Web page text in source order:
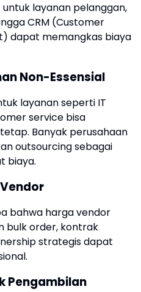
layanan pelanggan,
CRM (Customer
dapat memangkas biaya
Non-Essensial
layanan seperti IT
service bisa
Banyak perusahaan
outsourcing sebagai
biaya.
bahwa harga vendor
bulk order, kontrak
strategis dapat
Pengambilan